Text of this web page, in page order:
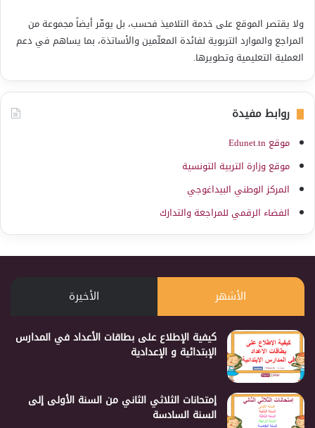
ولا يقتصر الموقع على خدمة التلاميذ فحسب، بل يوفّر أيضاً مجموعة من
المراجع والموارد التربوية لفائدة المعلّمين والأساتذة، بما يساهم في دعم
العملية التعليمية وتطويرها.
روابط مفيدة
موقع Edunet.tn
موقع وزارة التربية التونسية
المركز الوطني البيداغوجي
الفضاء الرقمي للمراجعة والتدارك
الأشهر الأخيرة
كيفية الإطلاع على بطاقات الأعداد في المدارس
الإبتدائية و الإعدادية
إمتحانات الثلاثي الثاني من السنة الأولى إلى
السنة السادسة